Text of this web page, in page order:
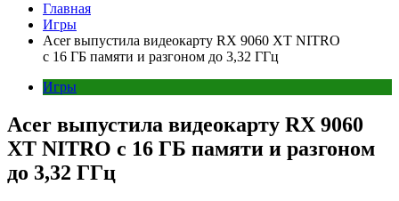
Главная
Игры
Acer выпустила видеокарту RX 9060 XT NITRO
с 16 ГБ памяти и разгоном до 3,32 ГГц
Игры
Acer выпустила видеокарту RX 9060
XT NITRO с 16 ГБ памяти и разгоном
до 3,32 ГГц